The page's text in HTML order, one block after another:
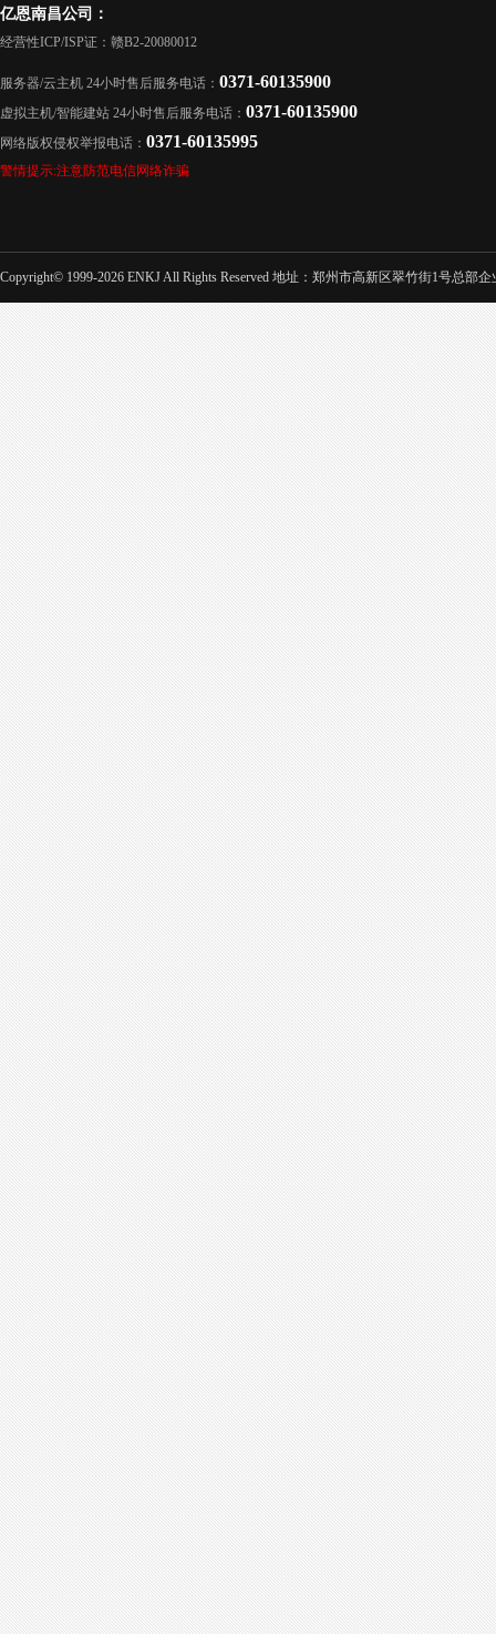
亿恩南昌公司：
经营性ICP/ISP证：赣B2-20080012
服务器/云主机 24小时售后服务电话： 0371-60135900
虚拟主机/智能建站 24小时售后服务电话： 0371-60135900
网络版权侵权举报电话： 0371-60135995
警情提示:注意防范电信网络诈骗
Copyright© 1999-2026 ENKJ All Rights Reserved 地址：郑州市高新区翠竹街1号